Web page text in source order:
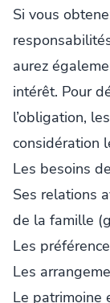
Si vous
aurez
intérêt. Pour
l’obligation,
considération
Les besoins
Ses relations
de la famille
Les
Les
Le patrimoine